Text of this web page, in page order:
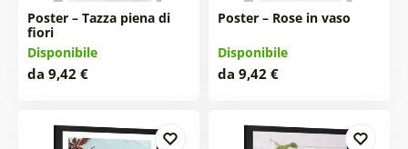
Poster – Tazza piena di
fiori
Disponibile
da 9,42 €
Poster – Rose in vaso
Disponibile
da 9,42 €